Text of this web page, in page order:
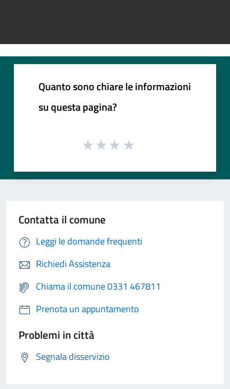
Quanto sono chiare le informazioni
su questa pagina?
Contatta il comune
Leggi le domande frequenti
Richiedi Assistenza
Chiama il comune 0331 467811
Prenota un appuntamento
Problemi in città
Segnala disservizio